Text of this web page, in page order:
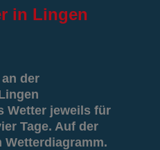
in Lingen
der
Wetter jeweils für
Tage. Auf der
Wetterdiagramm.